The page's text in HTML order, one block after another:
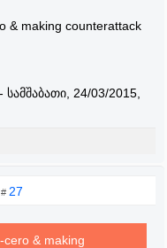
& making counterattack
- სამშაბათი, 24/03/2015,
27
cero & making